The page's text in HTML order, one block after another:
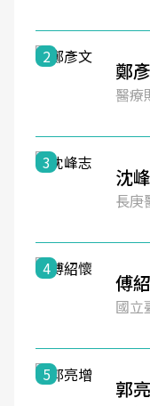
2
方
長庚